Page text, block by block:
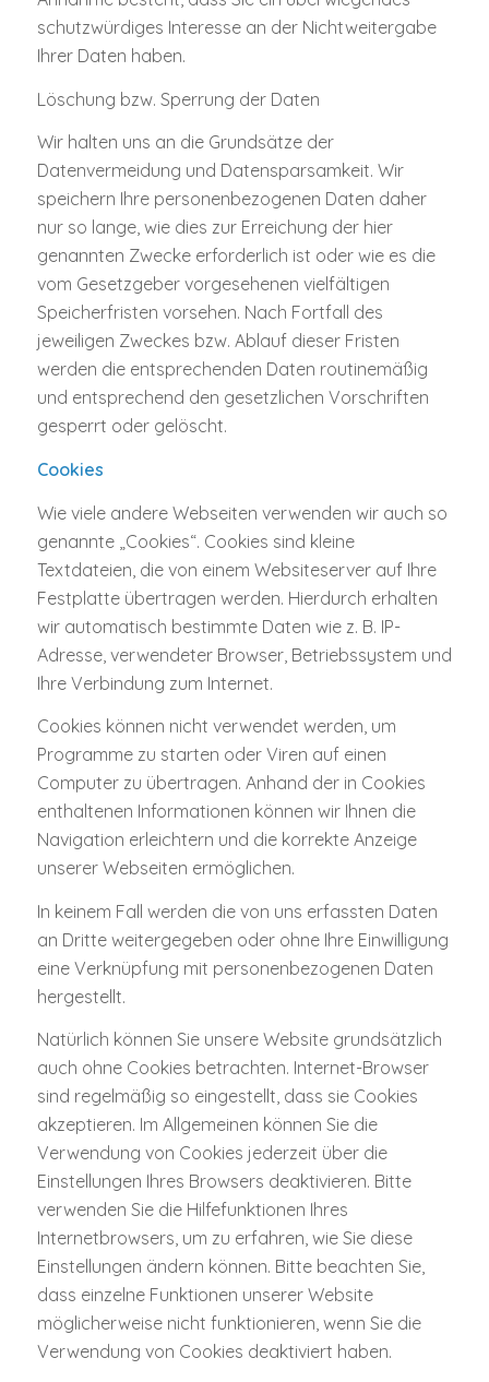
schutzwürdiges Interesse an der Nichtweitergabe
Ihrer Daten haben.
Löschung bzw. Sperrung der Daten
Wir halten uns an die Grundsätze der
Datenvermeidung und Datensparsamkeit. Wir
speichern Ihre personenbezogenen Daten daher
nur so lange, wie dies zur Erreichung der hier
genannten Zwecke erforderlich ist oder wie es die
vom Gesetzgeber vorgesehenen vielfältigen
Speicherfristen vorsehen. Nach Fortfall des
jeweiligen Zweckes bzw. Ablauf dieser Fristen
werden die entsprechenden Daten routinemäßig
und entsprechend den gesetzlichen Vorschriften
gesperrt oder gelöscht.
Cookies
Wie viele andere Webseiten verwenden wir auch so
genannte „Cookies“. Cookies sind kleine
Textdateien, die von einem Websiteserver auf Ihre
Festplatte übertragen werden. Hierdurch erhalten
wir automatisch bestimmte Daten wie z. B. IP-
Adresse, verwendeter Browser, Betriebssystem und
Ihre Verbindung zum Internet.
Cookies können nicht verwendet werden, um
Programme zu starten oder Viren auf einen
Computer zu übertragen. Anhand der in Cookies
enthaltenen Informationen können wir Ihnen die
Navigation erleichtern und die korrekte Anzeige
unserer Webseiten ermöglichen.
In keinem Fall werden die von uns erfassten Daten
an Dritte weitergegeben oder ohne Ihre Einwilligung
eine Verknüpfung mit personenbezogenen Daten
hergestellt.
Natürlich können Sie unsere Website grundsätzlich
auch ohne Cookies betrachten. Internet-Browser
sind regelmäßig so eingestellt, dass sie Cookies
akzeptieren. Im Allgemeinen können Sie die
Verwendung von Cookies jederzeit über die
Einstellungen Ihres Browsers deaktivieren. Bitte
verwenden Sie die Hilfefunktionen Ihres
Internetbrowsers, um zu erfahren, wie Sie diese
Einstellungen ändern können. Bitte beachten Sie,
dass einzelne Funktionen unserer Website
möglicherweise nicht funktionieren, wenn Sie die
Verwendung von Cookies deaktiviert haben.